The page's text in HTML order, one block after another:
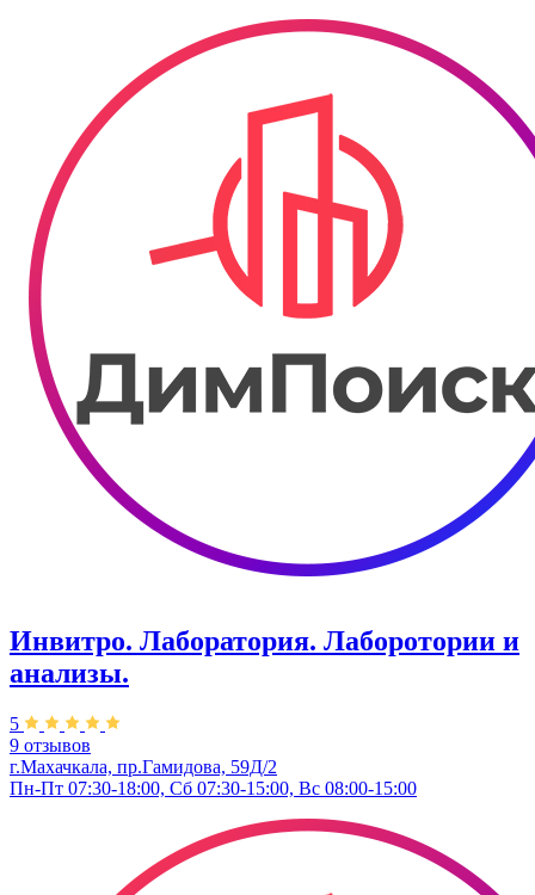
Инвитро. Лаборатория. Лаборотории и
анализы.
5
9 отзывов
г.Махачкала, пр.Гамидова, 59Д/2
Пн-Пт 07:30-18:00, Сб 07:30-15:00, Вс 08:00-15:00